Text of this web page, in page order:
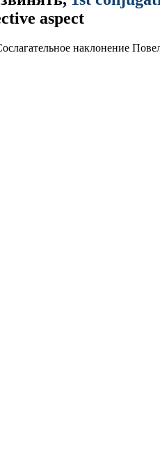
aspect
наклонение